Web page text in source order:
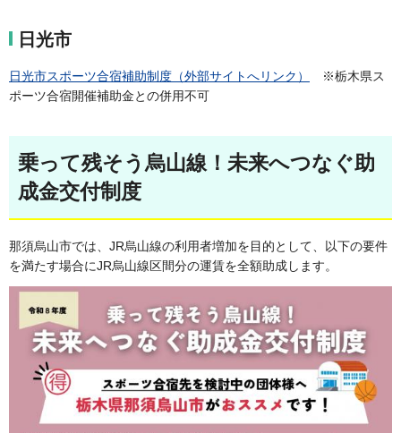
日光市
日光市スポーツ合宿補助制度（外部サイトへリンク）
※栃木県ス
ポーツ合宿開催補助金との併用不可
乗って残そう烏山線！未来へつなぐ助
成金交付制度
那須烏山市では、JR烏山線の利用者増加を目的として、以下の要件
を満たす場合にJR烏山線区間分の運賃を全額助成します。